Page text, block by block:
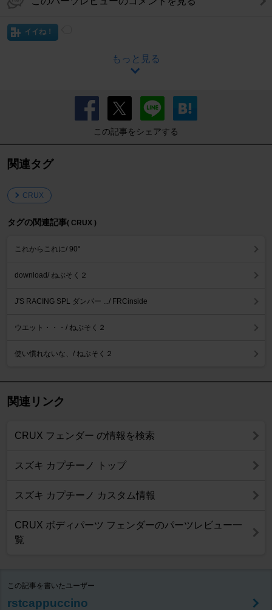
イイね！
もっと見る
この記事をシェアする
関連タグ
CRUX
タグの関連記事( CRUX )
これからこれに/ 90°
download/ ねぶそく２
J'S RACING SPL ダンパー .../ FRCinside
ウエット・・・/ ねぶそく２
使い慣れないな、/ ねぶそく２
関連リンク
CRUX フェンダー の情報を検索
スズキ カプチーノ トップ
スズキ カプチーノ カスタム情報
CRUX ボディパーツ フェンダーのパーツレビュー一
覧
この記事を書いたユーザー
rstcappuccino